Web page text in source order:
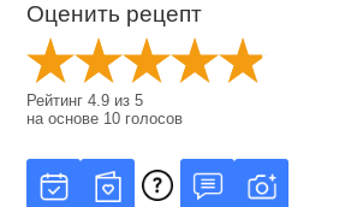
Оценить рецепт
Рейтинг4.9 из5
на основе 10 голосов